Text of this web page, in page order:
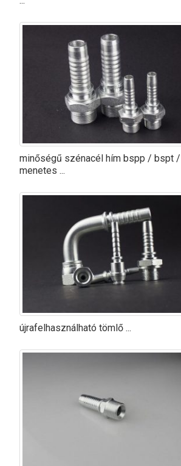
minőségű szénacél hím bspp / bspt
menetes ...
újrafelhasználható tömlő ...